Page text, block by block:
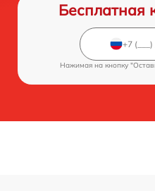
Бесплатная
Нажимая на кнопку